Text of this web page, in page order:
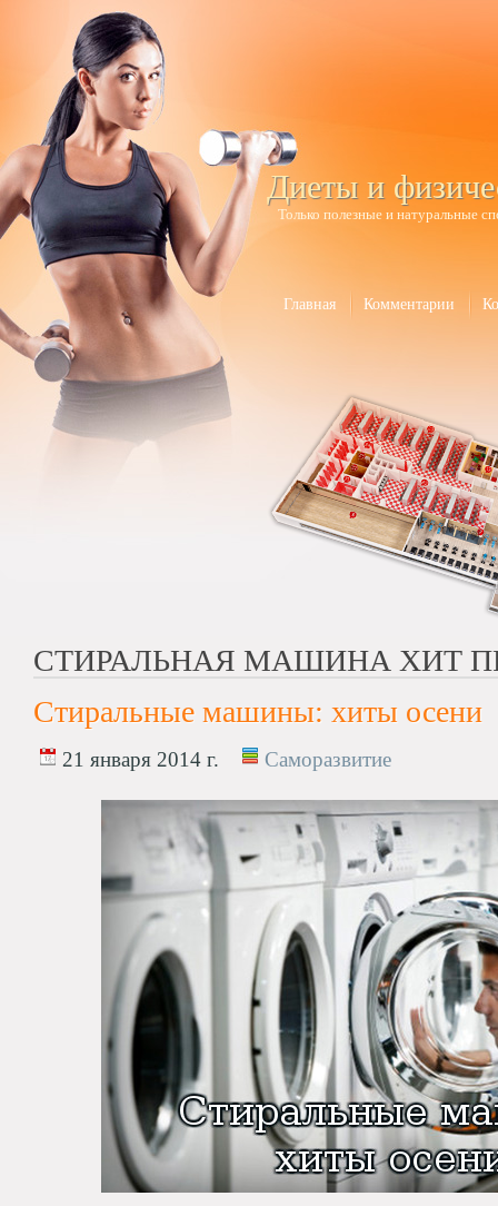
Диеты и
Только полезные и натуральные
Главная Комментарии
СТИРАЛЬНАЯ МАШИНА ХИТ
Стиральные машины: хиты осени
21 января 2014 г. Саморазвитие